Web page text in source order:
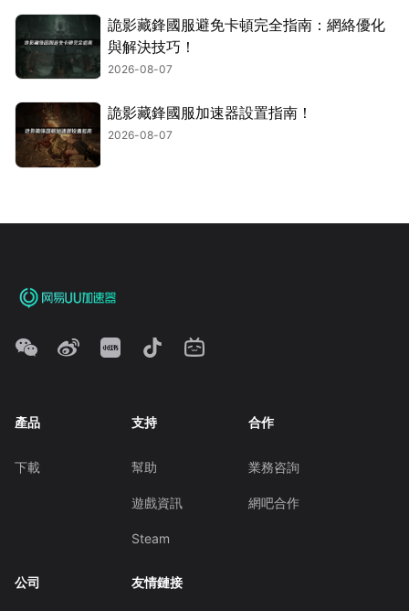
詭影藏鋒國服避免卡頓完全指南：網絡優化
與解決技巧！
2026-08-07
詭影藏鋒國服加速器設置指南！
2026-08-07
產品
下載
支持
幫助
遊戲資訊
Steam
合作
業務咨詢
網吧合作
公司 友情鏈接